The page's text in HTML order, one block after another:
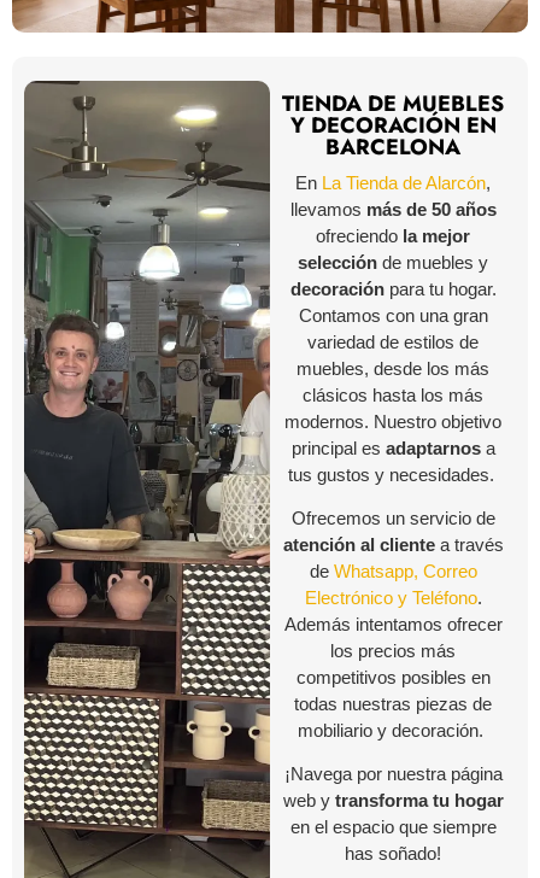
TIENDA DE MUEBLES
Y DECORACIÓN EN
BARCELONA
En La Tienda de Alarcón,
llevamos más de 50 años
ofreciendo la mejor
selección de muebles y
decoración para tu hogar.
Contamos con una gran
variedad de estilos de
muebles, desde los más
clásicos hasta los más
modernos. Nuestro objetivo
principal es adaptarnos a
tus gustos y necesidades.
Ofrecemos un servicio de
atención al clientea través
de Whatsapp, Correo
Electrónico y Teléfono.
Además intentamos ofrecer
los precios más
competitivos posibles en
todas nuestras piezas de
mobiliario y decoración.
¡Navega por nuestra página
web y transforma tu hogar
en el espacio que siempre
has soñado!